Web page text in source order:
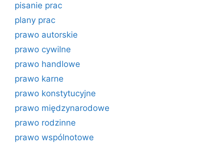
pisanie prac
plany prac
prawo autorskie
prawo cywilne
prawo handlowe
prawo karne
prawo konstytucyjne
prawo międzynarodowe
prawo rodzinne
prawo wspólnotowe